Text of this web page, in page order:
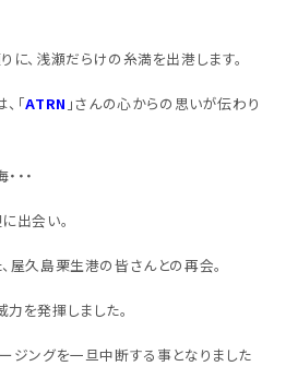
に、浅瀬だらけの糸満を出港します。
「ATRN 」さんの心からの思いが伝わり
・・
出会い。
屋久島栗生港の皆さんとの再会。
を発揮しました。
ジングを一旦中断する事となりました